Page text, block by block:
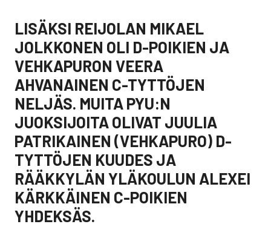
LISÄKSI REIJOLAN MIKAEL
JOLKKONEN OLI D-POIKIEN JA
VEHKAPURON VEERA
AHVANAINEN C-TYTTÖJEN
NELJÄS. MUITA PYU:N
JUOKSIJOITA OLIVAT JUULIA
PATRIKAINEN (VEHKAPURO) D-
TYTTÖJEN KUUDES JA
RÄÄKKYLÄN YLÄKOULUN ALEXEI
KÄRKKÄINEN C-POIKIEN
YHDEKSÄS.